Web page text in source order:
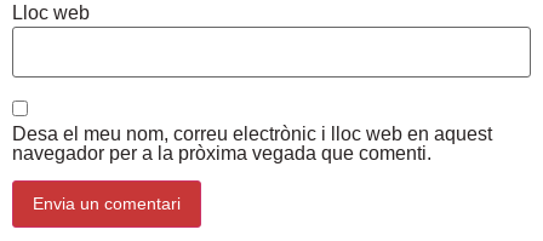
Lloc web
Desa el meu nom, correu electrònic i lloc web en aquest
navegador per a la pròxima vegada que comenti.